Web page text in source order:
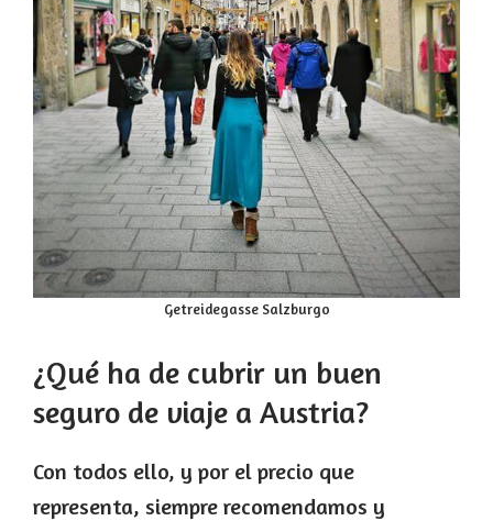
Getreidegasse Salzburgo
¿Qué ha de cubrir un buen
seguro de viaje a Austria?
Con todos ello, y por el precio que
representa, siempre recomendamos y